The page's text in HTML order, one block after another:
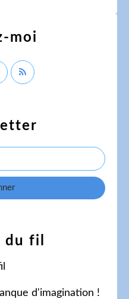
du fil
d'imagination !
moi